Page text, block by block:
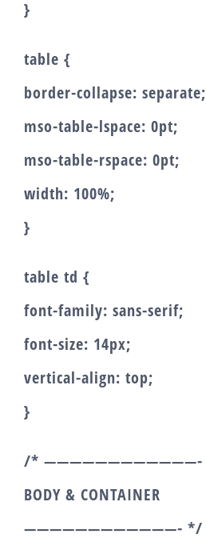
}
table {
border-collapse: separate;
mso-table-lspace: 0pt;
mso-table-rspace: 0pt;
width: 100%;
}
table td {
font-family: sans-serif;
font-size: 14px;
vertical-align: top;
}
/* ————————————-
BODY & CONTAINER
————————————- */